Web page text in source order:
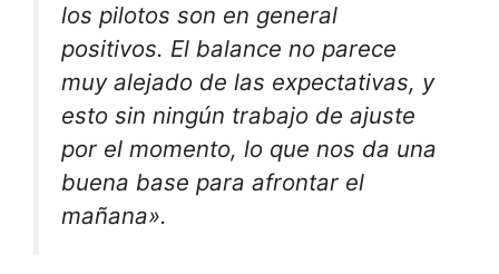
los pilotos son en general
positivos. El balance no parece
muy alejado de las expectativas, y
esto sin ningún trabajo de ajuste
por el momento, lo que nos da una
buena base para afrontar el
mañana».